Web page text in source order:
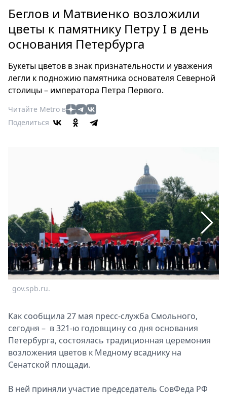
Россия
Мир
Здоровье
Туризм
Мода
Театр
Кино
Афиша
Metro
Стримы
Спецпроекты
Звезды
Выборы
2026
Беглов и Матвиенко возложили
цветы к памятнику Петру I в день
основания Петербурга
Букеты цветов в знак признательности и уважения
легли к подножию памятника основателя Северной
столицы – императора Петра Первого.
Читайте Metro в
Поделиться
gov.spb.ru.
Как сообщила 27 мая пресс-служба Смольного,
сегодня – в 321-ю годовщину со дня основания
Петербурга, состоялась традиционная церемония
возложения цветов к Медному всаднику на
Сенатской площади.
В ней приняли участие председатель СовФеда РФ